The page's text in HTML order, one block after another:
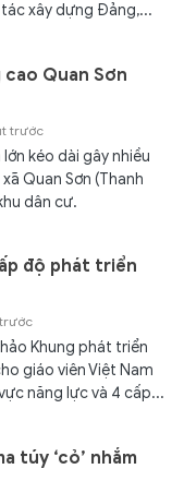
xây dựng Đảng,...
Quan Sơn
trước
kéo dài gây nhiều
Quan Sơn (Thanh
dân cư.
độ phát triển
Khung phát triển
giáo viên Việt Nam
năng lực và 4 cấp...
túy ‘cỏ’ nhắm